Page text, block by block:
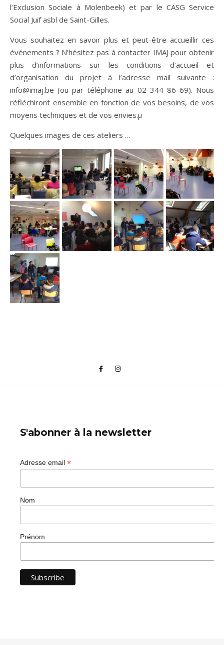
l’Exclusion Sociale à Molenbeek) et par le CASG Service
Social Juif asbl de Saint-Gilles.
Vous souhaitez en savoir plus et peut-être accueillir ces
événements ? N’hésitez pas à contacter IMAJ pour obtenir
plus d’informations sur les conditions d’accueil et
d’organisation du projet à l’adresse mail suivante :
info@imaj.be (ou par téléphone au 02 344 86 69). Nous
réfléchiront ensemble en fonction de vos besoins, de vos
moyens techniques et de vos envies.µ
Quelques images de ces ateliers …
S'abonner à la newsletter
Adresse email *
Nom
Prénom